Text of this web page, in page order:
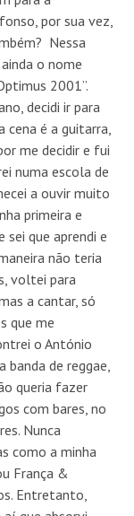
por sua vez,
Nessa
o nome
2001”.
decidi ir para
cena é a guitarra,
me decidir e fui
numa escola de
a ouvir muito
primeira e
sei que aprendi e
não teria
voltei para
a cantar, só
que me
o António
de reggae,
queria fazer
com bares, no
Nunca
como a minha
França &
Entretanto,